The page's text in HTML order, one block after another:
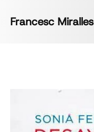
Francesc Miralles